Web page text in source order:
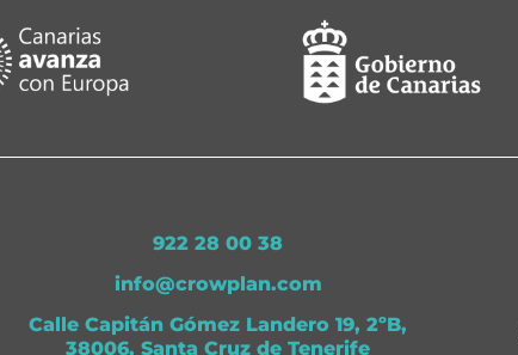
922 28 00 38
info@crowplan.com
Calle Capitán Gómez Landero 19, 2ºB,
38006, Santa Cruz de Tenerife